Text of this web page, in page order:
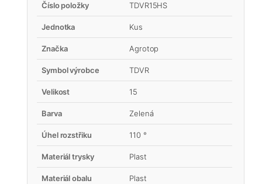
Číslo položky TDVR15HS
Jednotka Kus
Značka Agrotop
Symbol výrobce TDVR
Velikost 15
Barva Zelená
Úhel rozstřiku 110 °
Materiál trysky Plast
Materiál obalu Plast